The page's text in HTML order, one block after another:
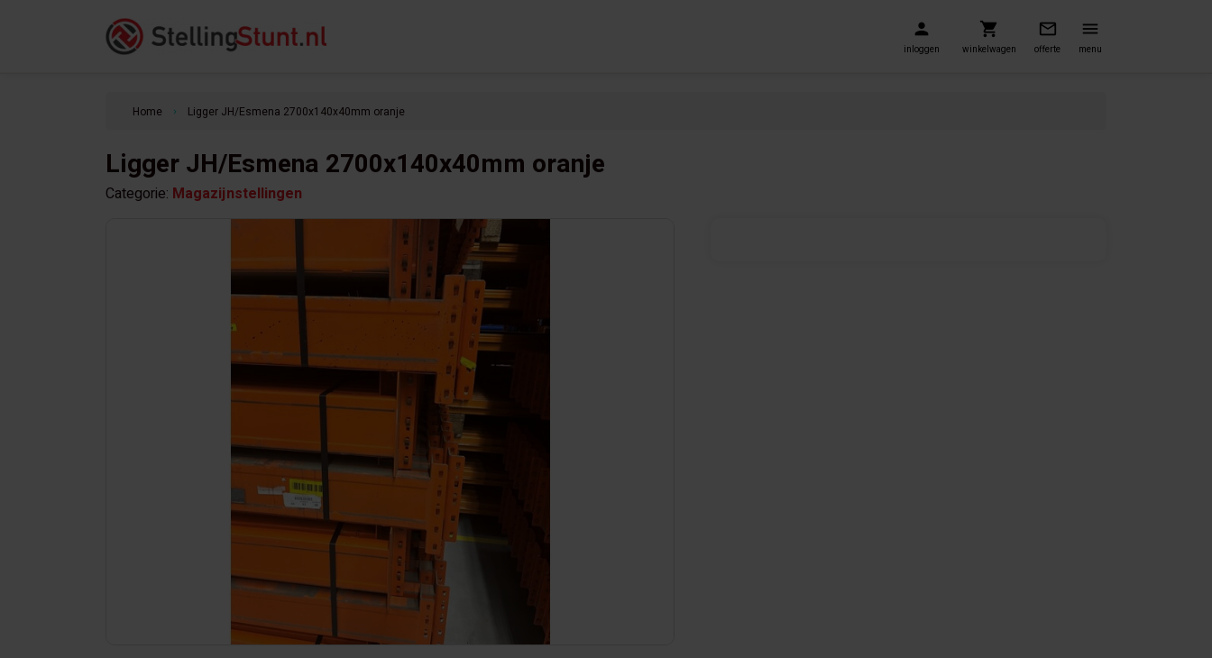
inloggen winkelwagen offerte menu
Home keyboard_arrow_right Ligger JH/Esmena 2700x140x40mm oranje
Ligger JH/Esmena 2700x140x40mm oranje
Categorie: Magazijnstellingen